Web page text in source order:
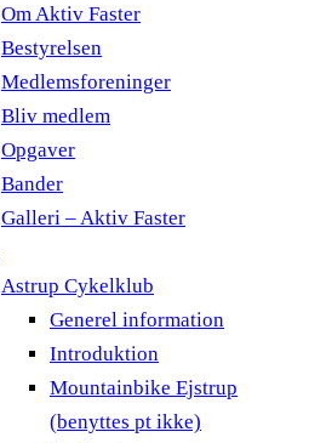
Om Aktiv Faster
Bestyrelsen
Medlemsforeninger
Bliv medlem
Opgaver
Bander
Galleri – Aktiv Faster
Astrup Cykelklub
Generel information
Introduktion
Mountainbike Ejstrup
(benyttes pt ikke)